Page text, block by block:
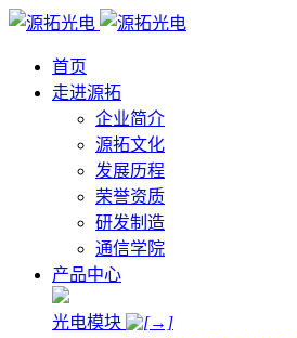
首页
走进源拓
企业简介
源拓文化
发展历程
荣誉资质
研发制造
通信学院
产品中心
光电模块